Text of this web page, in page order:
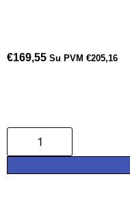
€169,55 Su PVM €205,16